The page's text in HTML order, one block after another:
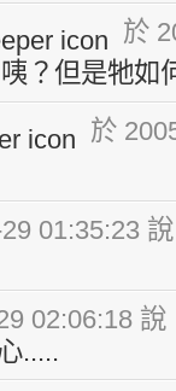
於
？但是牠如
於
01:35:23 說
02:06:18 說
.....